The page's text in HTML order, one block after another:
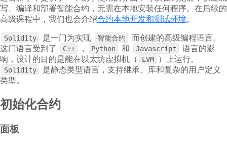
写、编译和部署智能合约，无需在本地安装任何程序。在后续的
高级课程中，我们也会介绍合约本地开发和测试环境。
Solidity 是一门为实现 智能合约
而创建的高级编程语言。
这门语言受到了
C++ ， Python 和 Javascript
语言的影
响，设计的目的是能在以太坊虚拟机（
EVM ）上运行。
Solidity
是静态类型语言，支持继承、库和复杂的用户定义
类型。
初始化合约
面板